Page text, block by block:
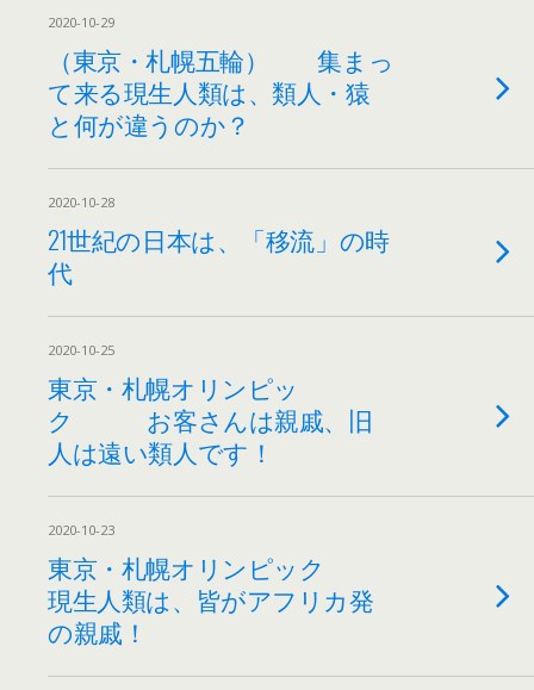
2020-10-29
（東京・札幌五輪） 集まっ
て来る現生人類は、類人・猿
と何が違うのか？
2020-10-28
21世紀の日本は、「移流」の時
代
2020-10-25
東京・札幌オリンピッ
ク お客さんは親戚、旧
人は遠い類人です！
2020-10-23
東京・札幌オリンピック
現生人類は、皆がアフリカ発
の親戚！